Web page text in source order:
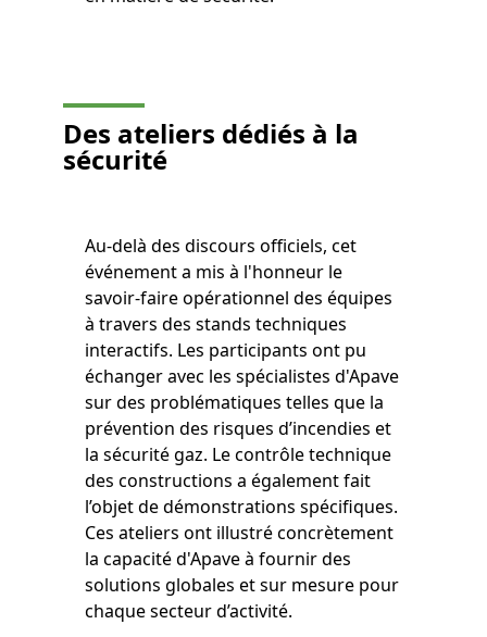
Des ateliers dédiés à la
sécurité
Au-delà des discours officiels, cet
événement a mis à l'honneur le
savoir-faire opérationnel des équipes
à travers des stands techniques
interactifs. Les participants ont pu
échanger avec les spécialistes d'Apave
sur des problématiques telles que la
prévention des risques d’incendies et
la sécurité gaz. Le contrôle technique
des constructions a également fait
l’objet de démonstrations spécifiques.
Ces ateliers ont illustré concrètement
la capacité d'Apave à fournir des
solutions globales et sur mesure pour
chaque secteur d’activité.